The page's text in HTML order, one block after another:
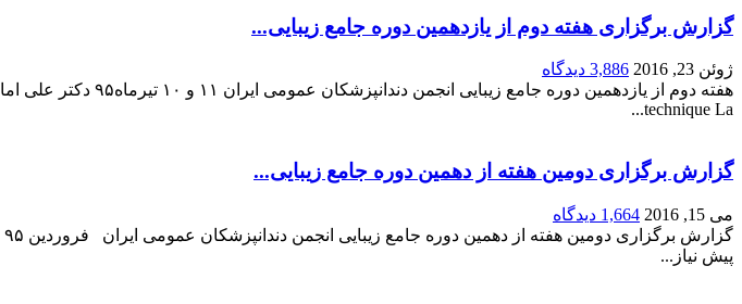
گزارش برگزاری هفته دوم از یازدهمین دوره جامع زیبایی...
ژوئن 23, 2016
3,886 دیدگاه
technique La...
گزارش برگزاری دومین هفته از دهمین دوره جامع زیبایی...
می 15, 2016
1,664 دیدگاه
پیش نیاز...